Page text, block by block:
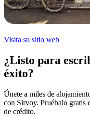
Visita su sitio web
¿Listo para
éxito?
Únete a miles de
con Sirvoy. Pruébalo gratis
de crédito.